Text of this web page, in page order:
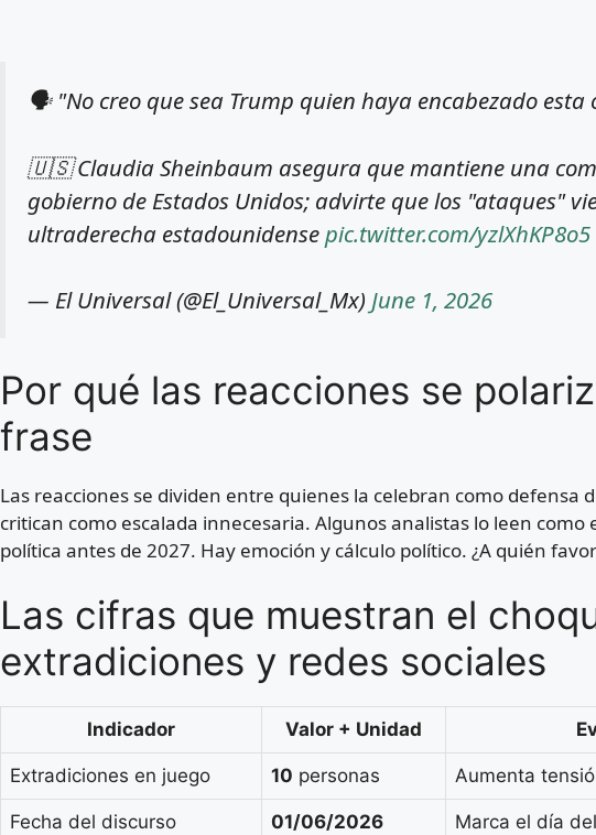
🗣️ "No creo que sea Trump quien haya encabezado esta
🇺🇸 Claudia Sheinbaum asegura que mantiene una
gobierno de Estados Unidos; advirte que los "ataques"
ultraderecha estadounidense pic.twitter.com/yzlXhKP8o5
— El Universal (@El_Universal_Mx) June 1, 2026
Por qué las reacciones se
frase
Las reacciones se dividen entre quienes la celebran como defensa
critican como escalada innecesaria. Algunos analistas lo leen
política antes de 2027. Hay emoción y cálculo político. ¿A quién
Las cifras que muestran el
extradiciones y redes sociales
Indicador Valor + Unidad
Extradiciones en juego 10 personas Aumenta
Fecha del discurso 01/06/2026 Marca el día